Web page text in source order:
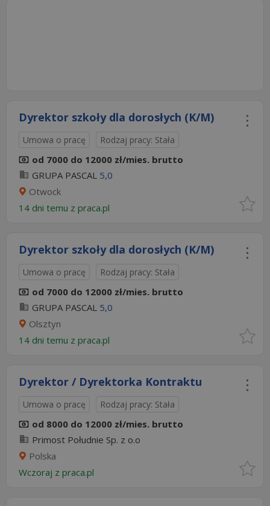
Dyrektor szkoły dla dorosłych (K/M)
Umowa o pracę Rodzaj pracy: Stała
od 7000 do 12000 zł/mies. brutto
GRUPA PASCAL 5,0
Otwock
14 dni temu z praca.pl
Dyrektor szkoły dla dorosłych (K/M)
Umowa o pracę Rodzaj pracy: Stała
od 7000 do 12000 zł/mies. brutto
GRUPA PASCAL 5,0
Olsztyn
14 dni temu z praca.pl
Dyrektor / Dyrektorka Kontraktu
Umowa o pracę Rodzaj pracy: Stała
od 8000 do 12000 zł/mies. brutto
Primost Południe Sp. z o.o
Polska
Wczoraj z praca.pl